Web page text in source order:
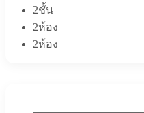
2ชั้น
2ห้อง
2ห้อง